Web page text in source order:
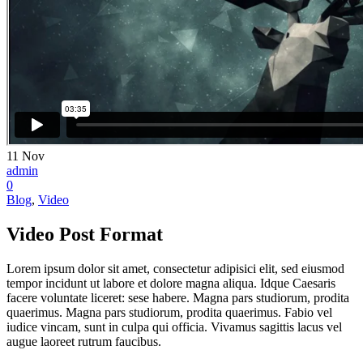
11 Nov
admin
0
Blog, Video
Video Post Format
Lorem ipsum dolor sit amet, consectetur adipisici elit, sed eiusmod
tempor incidunt ut labore et dolore magna aliqua. Idque Caesaris
facere voluntate liceret: sese habere. Magna pars studiorum, prodita
quaerimus. Magna pars studiorum, prodita quaerimus. Fabio vel
iudice vincam, sunt in culpa qui officia. Vivamus sagittis lacus vel
augue laoreet rutrum faucibus.